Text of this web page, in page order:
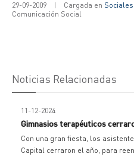
29-09-2009 | Cargada en Sociales
Comunicación Social
Noticias Relacionadas
11-12-2024
Gimnasios terapéuticos
Con una gran fiesta, los
Capital cerraron el año, para